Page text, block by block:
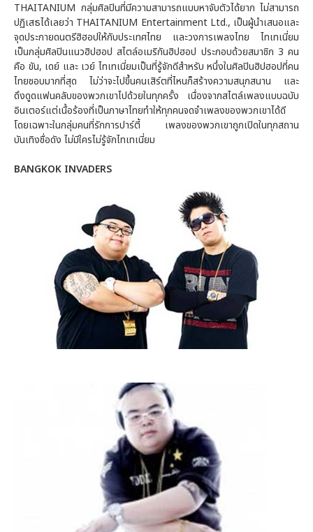
THAITANIUM กลุ่มศิลปินที่มีความสามารถแบบหาจับตัวได้ยาก ไม่สามารถ
ปฏิเสธได้เลยว่า THAITANIUM Entertainment Ltd., เป็นผู้นำเสนอและ
จุดประกายดนตรีฮิฮอปให้กับประเทศไทย และวงการเพลงไทย ไทเทเนี่ยม
เป็นกลุ่มศิลปินแนวฮิปฮอป สไตล์อเมริกันฮิปฮอป ประกอบด้วยสมาชิก 3 คน
คือ ขัน, เดย์ และ เวย์ ไทเทเนี่ยมเป็นที่รู้จักดีสำหรับ หนึ่งในศิลปินฮิปฮอปที่คน
ไทยชอบมากที่สุด ไม่ว่าจะไปขึ้นคนเสิร์ตที่ไหนก็สร้างความสนุกสนาน และ
ดึงดูดแฟนคลับของพวกเขาไปด้วยในทุกครั้ง เนื่องจากสไตล์เพลงแบบฉบับ
อินเตอร์แต่เนื้อร้องที่เป็นภาษาไทยทำให้ทุกคนจดจำเพลงของพวกเขาได้ดี
โดยเฉพาะในกลุ่มคนที่รักการปาร์ตี้ เพลงของพวกเขาถูกเปิดในทุกสถาน
บันเทิงชื่อดัง ไม่มีใครไม่รู้จักไทเทเนี่ยม
BANGKOK INVADERS